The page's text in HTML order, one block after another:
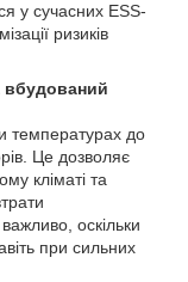
у сучасних ESS-
ризиків
вбудований
температурах до
Це дозволяє
кліматі та
оскільки
при сильних